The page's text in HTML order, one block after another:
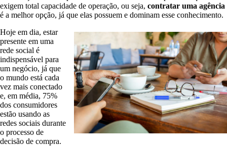
exigem total capacidade de operação, ou seja, contratar uma agência
é a melhor opção, já que elas possuem e dominam esse conhecimento.
Hoje em dia, estar
presente em uma
rede social é
indispensável para
um negócio, já que
o mundo está cada
vez mais conectado
e, em média, 75%
dos consumidores
estão usando as
redes sociais durante
o processo de
decisão de compra.